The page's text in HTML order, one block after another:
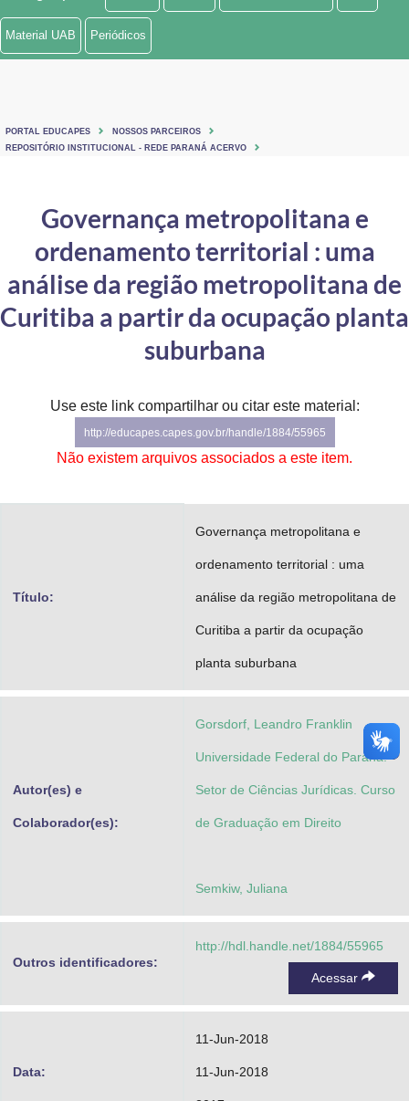
Ministério de Minas e Energia
Ministério do Turismo
Controladoria-Geral da União
Secretaria-Geral
Advocacia-Geral da União
Banco Central do Brasil
Planalto
Material UAB Periódicos
PORTAL EDUCAPES
NOSSOS PARCEIROS
REPOSITÓRIO INSTITUCIONAL - REDE PARANÁ ACERVO
Governança metropolitana e
ordenamento territorial : uma
análise da região metropolitana de
Curitiba a partir da ocupação planta
suburbana
Use este link compartilhar ou citar este material:
http://educapes.capes.gov.br/handle/1884/55965
Não existem arquivos associados a este item.
Título:
Governança metropolitana e
ordenamento territorial : uma
análise da região metropolitana de
Curitiba a partir da ocupação
planta suburbana
Autor(es) e
Colaborador(es):
Gorsdorf, Leandro Franklin
Universidade Federal do Paraná.
Setor de Ciências Jurídicas. Curso
de Graduação em Direito
Semkiw, Juliana
Outros identificadores:
http://hdl.handle.net/1884/55965
Acessar
Data:
11-Jun-2018
11-Jun-2018